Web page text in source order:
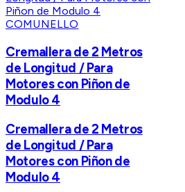
COMUNELLO
Cremallera de 2 Metros
de Longitud / Para
Motores con Piñon de
Modulo 4
Cremallera de 2 Metros
de Longitud / Para
Motores con Piñon de
Modulo 4